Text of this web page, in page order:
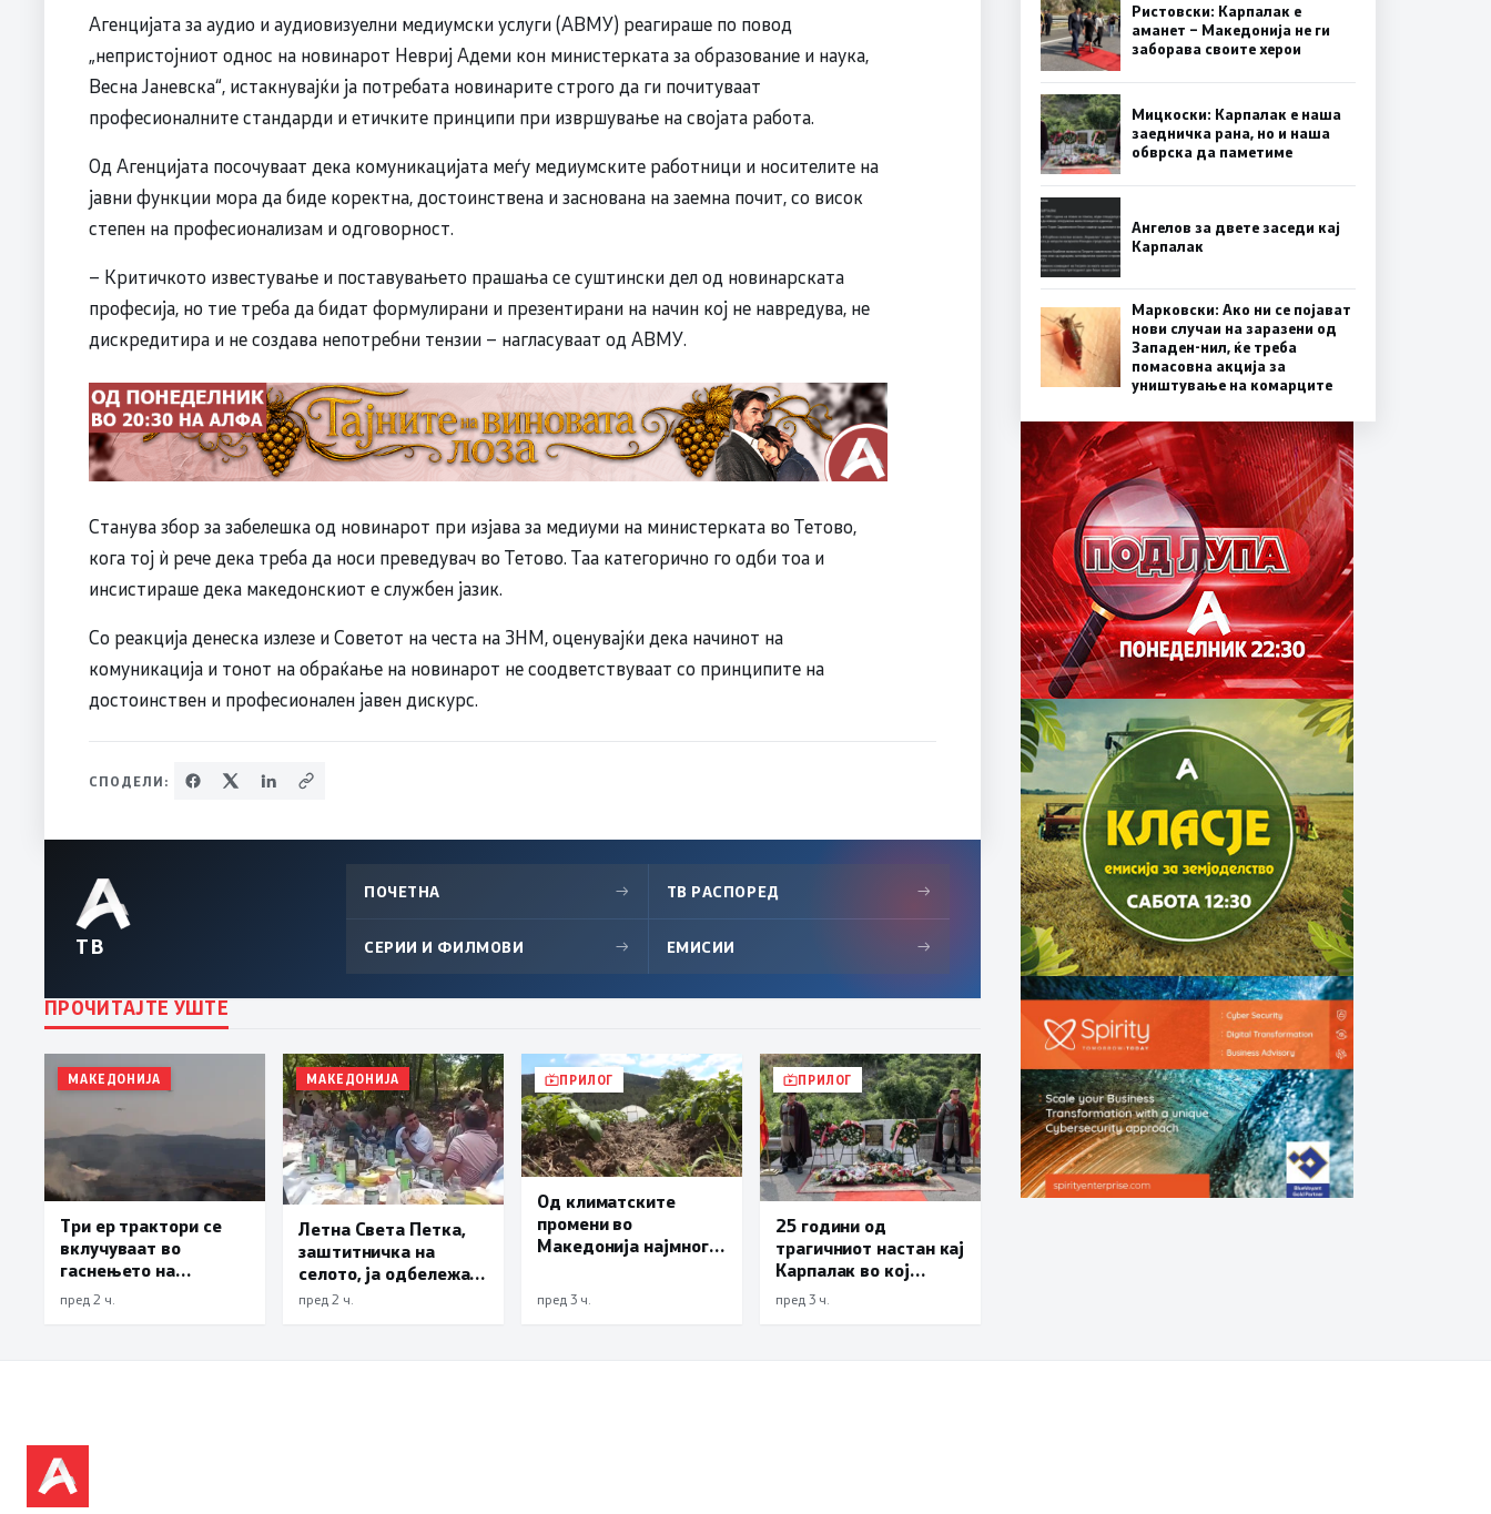
Агенцијата за аудио и аудиовизуелни медиумски услуги (АВМУ) реагираше по повод
„непристојниот однос на новинарот Невриј Адеми кон министерката за образование и наука,
Весна Јаневска“, истакнувајќи ја потребата новинарите строго да ги почитуваат
професионалните стандарди и етичките принципи при извршување на својата работа.
Од Агенцијата посочуваат дека комуникацијата меѓу медиумските работници и носителите на
јавни функции мора да биде коректна, достоинствена и заснована на заемна почит, со висок
степен на професионализам и одговорност.
– Критичкото известување и поставувањето прашања се суштински дел од новинарската
професија, но тие треба да бидат формулирани и презентирани на начин кој не навредува, не
дискредитира и не создава непотребни тензии – нагласуваат од АВМУ.
Станува збор за забелешка од новинарот при изјава за медиуми на министерката во Тетово,
кога тој ѝ рече дека треба да носи преведувач во Тетово. Таа категорично го одби тоа и
инсистираше дека македонскиот е службен јазик.
Со реакција денеска излезе и Советот на честа на ЗНМ, оценувајќи дека начинот на
комуникација и тонот на обраќање на новинарот не соодветствуваат со принципите на
достоинствен и професионален јавен дискурс.
СПОДЕЛИ:
ТВ
ПОЧЕТНА → ТВ РАСПОРЕД →
СЕРИИ И ФИЛМОВИ → ЕМИСИИ →
ПРОЧИТАЈТЕ УШТЕ
МАКЕДОНИЈА
Три ер трактори се
вклучуваат во
гаснењето на
пожарот во Сопиште
пред 2 ч.
МАКЕДОНИЈА
Летна Света Петка,
заштитничка на
селото, ја одбележаа
Македонците во село
пред 2 ч.
ПРИЛОГ
Од климатските
промени во
Македонија најмногу
земјоделството
пред 3 ч.
ПРИЛОГ
25 години од
трагичниот настан кај
Карпалак во кој
загинаа десетмина
македонски
пред 3 ч.
Ристовски: Карпалак е
аманет – Македонија не ги
заборава своите херои
Мицкоски: Карпалак е наша
заедничка рана, но и наша
обврска да паметиме
Ангелов за двете заседи кај
Карпалак
Марковски: Ако ни се појават
нови случаи на заразени од
Западен-нил, ќе треба
помасовна акција за
уништување на комарците